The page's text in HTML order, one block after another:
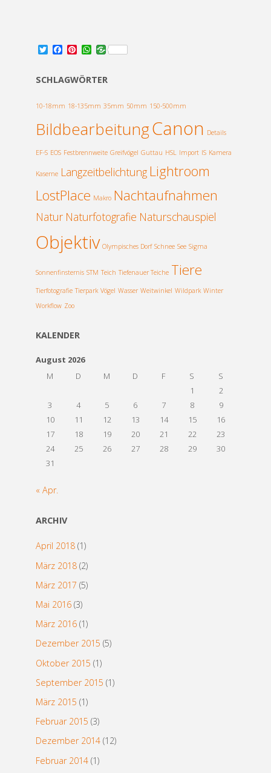
T
t
r
F
e
o
P
t
e
t
W
t
p
SCHLAGWÖRTER
10-18mm 18-135mm 35mm 50mm 150-500mm
BildbearbeitungCanon Details
EF-S EOS Festbrennweite Greifvögel Guttau HSL Import IS Kamera
Kaserne Langzeitbelichtung Lightroom
LostPlace Makro Nachtaufnahmen
Natur Naturfotografie Naturschauspiel
Objektiv Olympisches Dorf Schnee See Sigma
Sonnenfinsternis STM Teich Tiefenauer Teiche Tiere
Tierfotografie Tierpark Vögel Wasser Weitwinkel Wildpark Winter
Workflow Zoo
KALENDER
August 2026
M
D M D F S
S
1
2
3
4 5 6 7 8
9
10
11 12 13 14 15
16
17
18 19 20 21 22
23
24
25 26 27 28 29
30
31
« Apr.
ARCHIV
April 2018(1)
März 2018(2)
März 2017 (5)
Mai 2016(3)
März 2016(1)
Dezember 2015 (5)
Oktober 2015 (1)
September 2015 (1)
März 2015 (1)
Februar 2015 (3)
Dezember 2014(12)
Februar 2014(1)